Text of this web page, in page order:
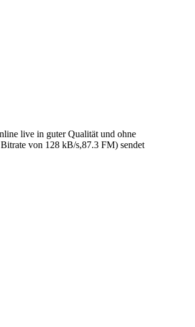
live in guter Qualität und ohne
von 128 kB/s,87.3 FM) sendet